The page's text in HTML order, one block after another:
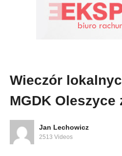
Wieczór
MGDK Oleszyce
Jan Lechowicz
2513 Videos